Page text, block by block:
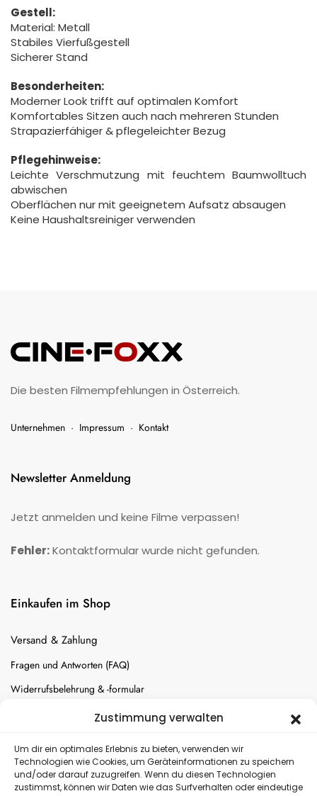
Zustimmung verwalten
Um dir ein optimales Erlebnis zu bieten, verwenden wir
Technologien wie Cookies, um Geräteinformationen zu speichern
und/oder darauf zuzugreifen. Wenn du diesen Technologien
zustimmst, können wir Daten wie das Surfverhalten oder eindeutige
Gestell:
Material: Metall
Stabiles Vierfußgestell
Sicherer Stand
Besonderheiten:
Moderner Look trifft auf optimalen Komfort
Komfortables Sitzen auch nach mehreren Stunden
Strapazierfähiger & pflegeleichter Bezug
Pflegehinweise:
Leichte Verschmutzung mit feuchtem Baumwolltuch
abwischen
Oberflächen nur mit geeignetem Aufsatz absaugen
Keine Haushaltsreiniger verwenden
Die besten Filmempfehlungen in Österreich.
Unternehmen · Impressum · Kontakt
Newsletter Anmeldung
Jetzt anmelden und keine Filme verpassen!
Fehler:Kontaktformular wurde nicht gefunden.
Einkaufen im Shop
Versand & Zahlung
Fragen und Antworten (FAQ)
Widerrufsbelehrung & -formular
Batterien-Entsorgung
Versand